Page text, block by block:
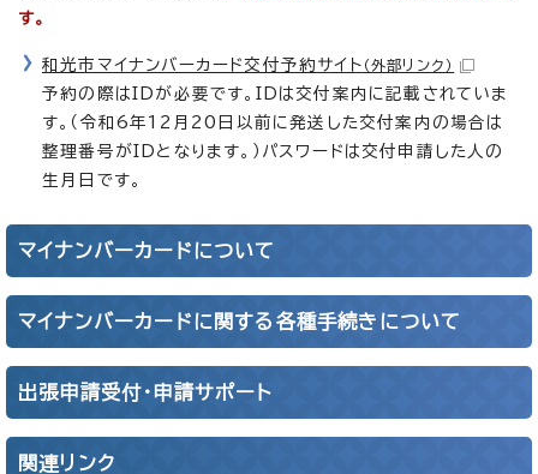
す。
和光市マイナンバーカード交付予約サイト （外部リンク）
予約の際はIDが必要です。IDは交付案内に記載されていま
す。（令和6年12月20日以前に発送した交付案内の場合は
整理番号がIDとなります。）パスワードは交付申請した人の
生月日です。
マイナンバーカードについて
マイナンバーカードに関する各種手続きについて
出張申請受付・申請サポート
関連リンク